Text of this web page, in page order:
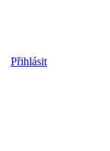
Přihlásit